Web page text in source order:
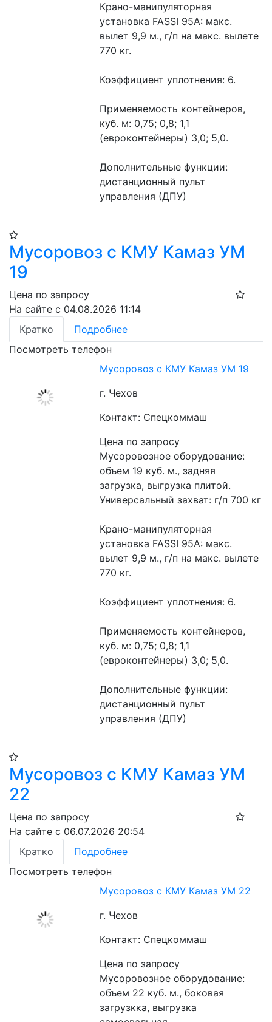
Крано-манипуляторная
установка FASSI 95А: макс.
вылет 9,9 м., г/п на макс. вылете
770 кг.
Коэффициент уплотнения: 6.
Применяемость контейнеров,
куб. м: 0,75; 0,8; 1,1
(евроконтейнеры) 3,0; 5,0.
Дополнительные функции:
дистанционный пульт
управления (ДПУ)
Мусоровоз с КМУ Камаз УМ
19
Цена по запросу
На сайте с 04.08.2026 11:14
Кратко
Подробнее
Посмотреть телефон
Мусоровоз с КМУ Камаз УМ 19
г. Чехов
Контакт: Спецкоммаш
Цена по запросу
Мусоровозное оборудование:
объем 19 куб. м., задняя
загрузка, выгрузка плитой.
Универсальный захват: г/п 700 кг
Крано-манипуляторная
установка FASSI 95А: макс.
вылет 9,9 м., г/п на макс. вылете
770 кг.
Коэффициент уплотнения: 6.
Применяемость контейнеров,
куб. м: 0,75; 0,8; 1,1
(евроконтейнеры) 3,0; 5,0.
Дополнительные функции:
дистанционный пульт
управления (ДПУ)
Мусоровоз с КМУ Камаз УМ
22
Цена по запросу
На сайте с 06.07.2026 20:54
Кратко
Подробнее
Посмотреть телефон
Мусоровоз с КМУ Камаз УМ 22
г. Чехов
Контакт: Спецкоммаш
Цена по запросу
Мусоровозное оборудование:
объем 22 куб. м., боковая
загрузкка, выгрузка